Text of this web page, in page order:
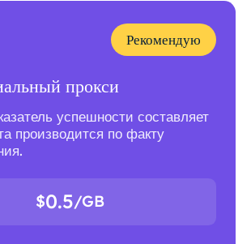
Рекомендую
прокси
успешности составляет
производится по факту
$0.5/GB